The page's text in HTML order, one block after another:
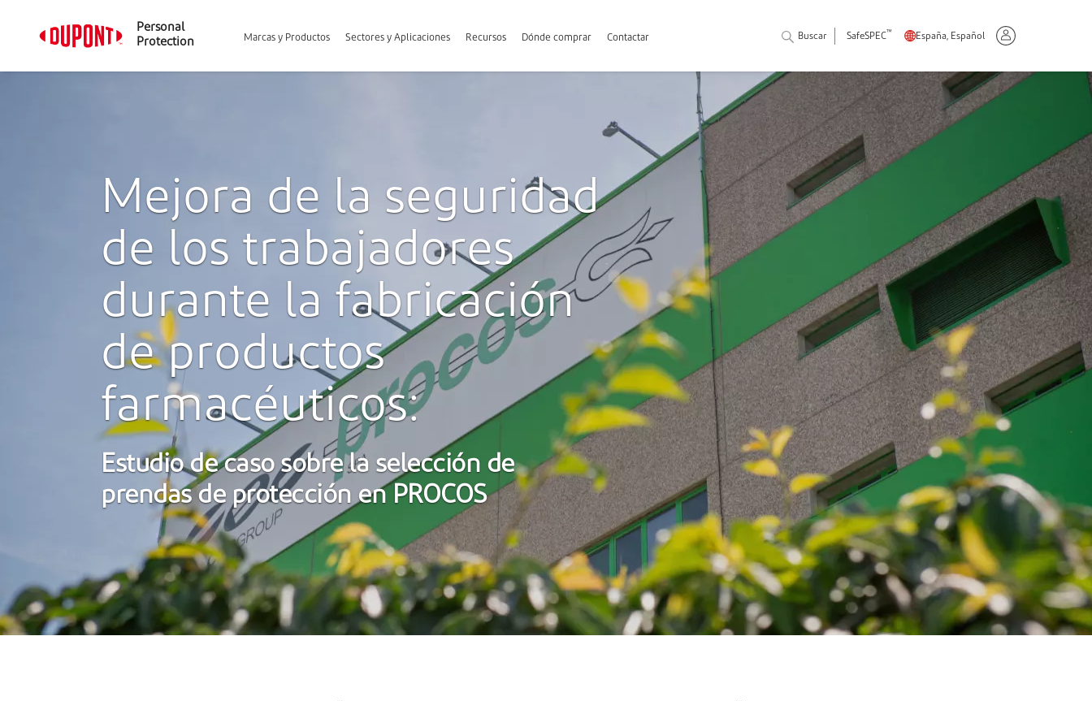
Personal
Protection
Marcas y Productos Sectores y Aplicaciones Recursos Dónde comprar Contactar Buscar SafeSPEC™ España, Español
Mejora de la seguridad
de los trabajadores
durante la fabricación
de productos
farmacéuticos:
Estudio de caso sobre la selección de
prendas de protección en PROCOS